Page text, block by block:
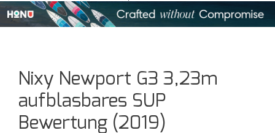
Nixy Newport G3 3,23m
aufblasbares SUP
Bewertung (2019)